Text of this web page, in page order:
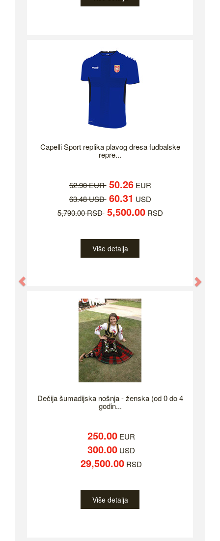
Capelli Sport replika plavog dresa fudbalske
repre...
52.90 EUR 50.26EUR
63.48 USD 60.31 USD
5,790.00 RSD 5,500.00RSD
Više detalja
Dečija šumadijska nošnja - ženska (od 0 do 4
godin...
250.00 EUR
300.00 USD
29,500.00 RSD
Više detalja